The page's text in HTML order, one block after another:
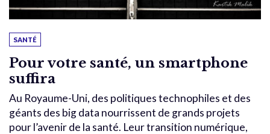
SANTÉ
Pour votre santé, un smartphone
suffira
Au Royaume-Uni, des politiques technophiles et des
géants des big data nourrissent de grands projets
pour l’avenir de la santé. Leur transition numérique,